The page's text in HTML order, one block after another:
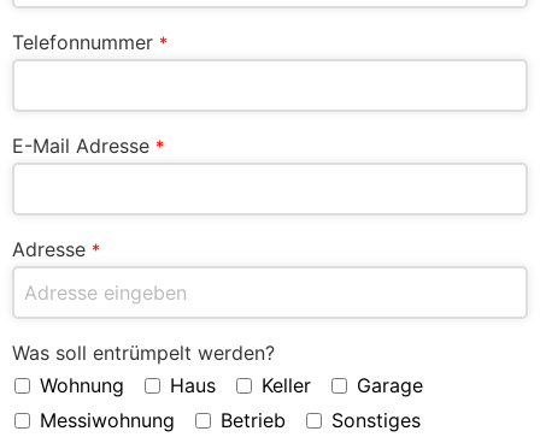
Telefonnummer *
E-Mail Adresse *
Adresse *
Was soll entrümpelt werden?
Wohnung
Haus Keller
Garage
Messiwohnung
Betrieb Sonstiges